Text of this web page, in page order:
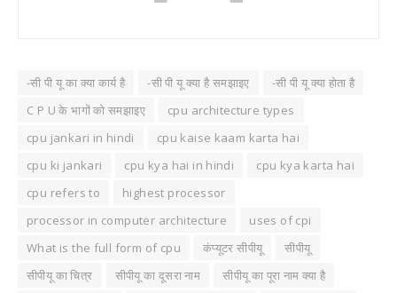
-सी पी यू का क्या कार्य है -सी पी यू क्या है समझाइए
-सी पी यू क्या होता है
C P U के भागों को समझाइए
cpu architecture types
cpu jankari in hindi
cpu kaise kaam karta hai
cpu ki jankari
cpu kya hai in hindi
cpu kya karta hai
cpu refers to
highest processor
processor in computer architecture
uses of cpi
What is the full form of cpu
कंप्यूटर सीपीयू
सीपीयू
सीपीयू का चित्र
सीपीयू का दूसरा नाम
सीपीयू का पूरा नाम क्या है